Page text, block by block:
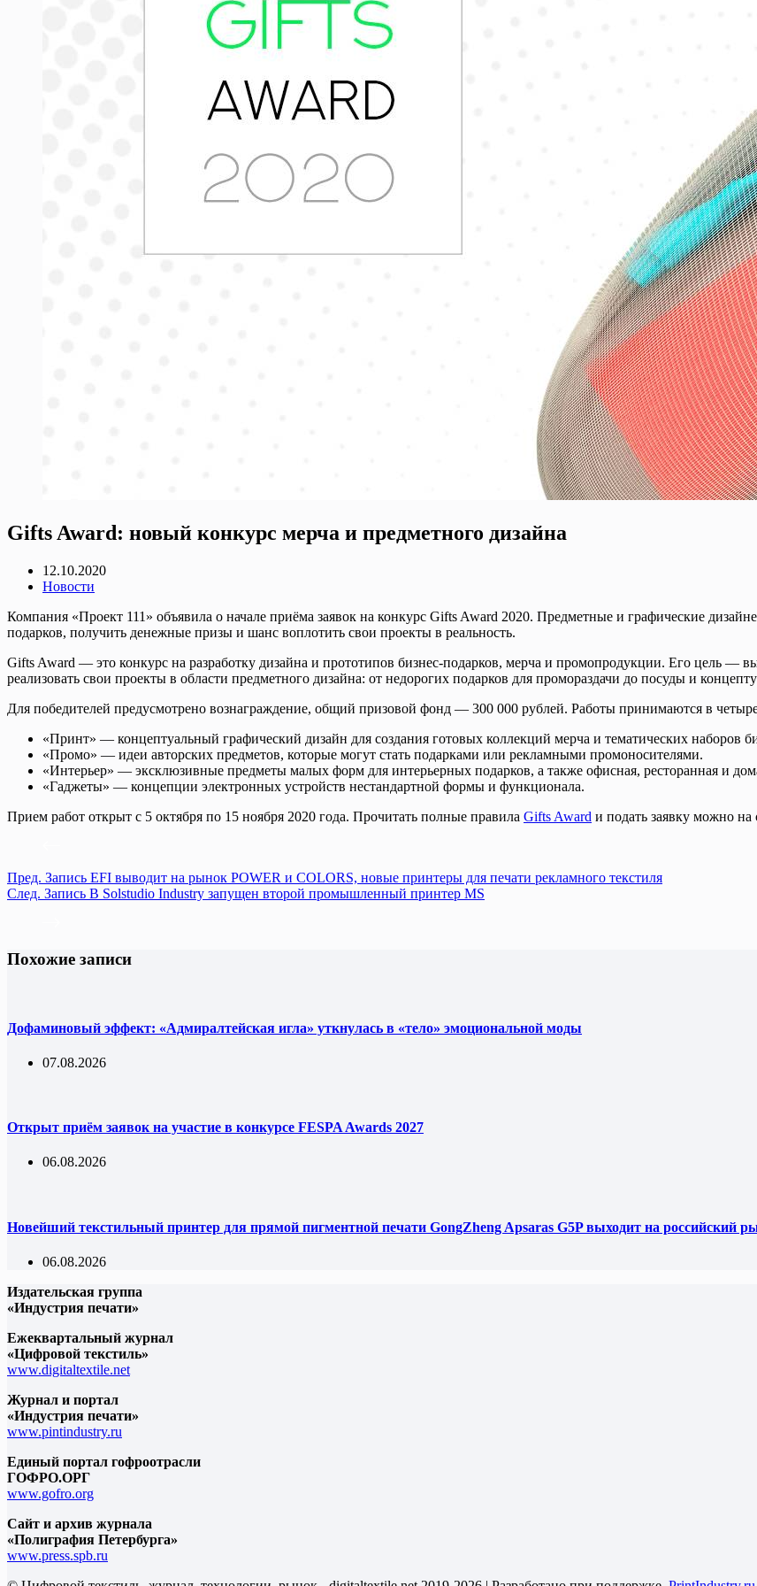
Gifts Award: новый конкурс мерча и предметного дизайна
12.10.2020
Новости
Компания «Проект 111» объявила о начале приёма заявок на конкурс Gifts Award 2020. Предметные и графические
подарков, получить денежные призы и шанс воплотить свои проекты в реальность.
Gifts Award — это конкурс на разработку дизайна и прототипов бизнес-подарков, мерча и промопродукции. Его цель —
реализовать свои проекты в области предметного дизайна: от недорогих подарков для промораздачи до посуды и
Для победителей предусмотрено вознаграждение, общий призовой фонд — 300 000 рублей. Работы принимаются в
«Принт» — концептуальный графический дизайн для создания готовых коллекций мерча и тематических наборов
«Промо» — идеи авторских предметов, которые могут стать подарками или рекламными промоносителями.
«Интерьер» — эксклюзивные предметы малых форм для интерьерных подарков, а также офисная, ресторанная и
«Гаджеты» — концепции электронных устройств нестандартной формы и функционала.
Прием работ открыт с 5 октября по 15 ноября 2020 года. Прочитать полные правила Gifts Award и подать заявку можно на
Пред. Запись EFI выводит на рынок POWER и COLORS, новые принтеры для печати рекламного текстиля
След. Запись В Solstudio Industry запущен второй промышленный принтер MS
Похожие записи
Дофаминовый эффект: «Адмиралтейская игла» уткнулась в «тело» эмоциональной моды
07.08.2026
Открыт приём заявок на участие в конкурсе FESPA Awards 2027
06.08.2026
Новейший текстильный принтер для прямой пигментной печати GongZheng Apsaras G5P выходит на российский
06.08.2026
Издательская группа
«Индустрия печати»
Ежеквартальный журнал
«Цифровой текстиль»
www.digitaltextile.net
Журнал и портал
«Индустрия печати»
www.pintindustry.ru
Единый портал гофроотрасли
ГОФРО.ОРГ
www.gofro.org
Сайт и архив журнала
«Полиграфия Петербурга»
www.press.spb.ru